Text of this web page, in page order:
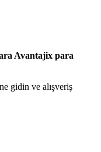
Avantajix para
gidin ve alışveriş